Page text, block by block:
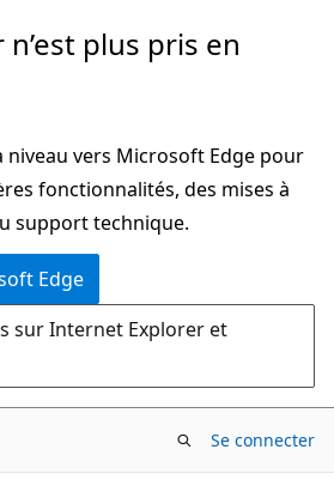
plus pris en
niveau vers Microsoft Edge pour
fonctionnalités, des mises à
support technique.
Edge
sur Internet Explorer et
Se connecter